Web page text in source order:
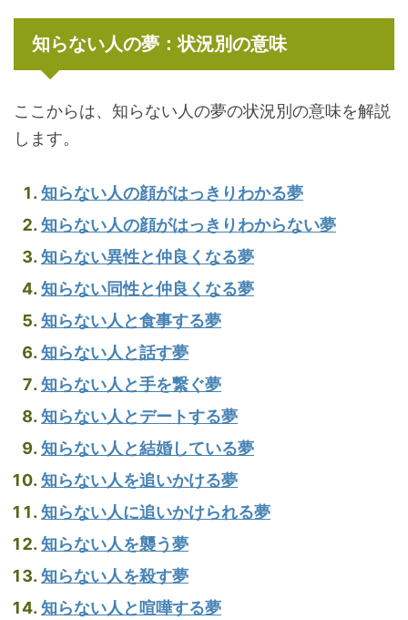
知らない人の夢：状況別の意味
ここからは、知らない人の夢の状況別の意味を解説
します。
知らない人の顔がはっきりわかる夢
知らない人の顔がはっきりわからない夢
知らない異性と仲良くなる夢
知らない同性と仲良くなる夢
知らない人と食事する夢
知らない人と話す夢
知らない人と手を繋ぐ夢
知らない人とデートする夢
知らない人と結婚している夢
知らない人を追いかける夢
知らない人に追いかけられる夢
知らない人を襲う夢
知らない人を殺す夢
知らない人と喧嘩する夢